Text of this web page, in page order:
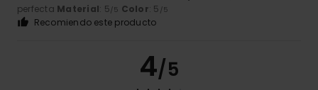
perfecta Material: 5/5 Color: 5 /5
Recomiendo este producto
4/5